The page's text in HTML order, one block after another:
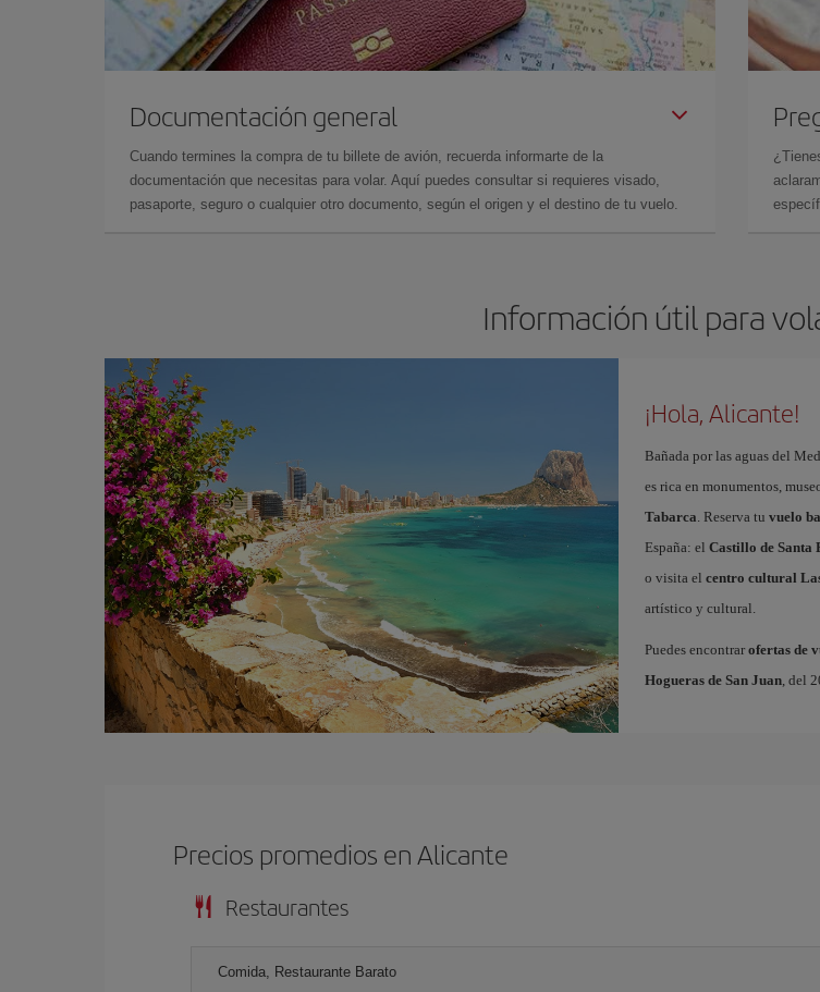
Documentación general
Cuando termines la compra de tu billete de avión, recuerda informarte de la
documentación que necesitas para volar. Aquí puedes consultar si requieres visado,
pasaporte, seguro o cualquier otro documento, según el origen y el destino de tu vuelo.
Información útil para
¡Hola, Alicante!
Bañada por las aguas del
es rica en monumentos,
Tabarca. Reserva tu vuelo
España: el Castillo de Santa
o visita el centro cultural
artístico y cultural.
Puedes encontrar ofertas de
Hogueras de San Juan, del
Precios promedios en Alicante
Restaurantes
Comida, Restaurante Barato